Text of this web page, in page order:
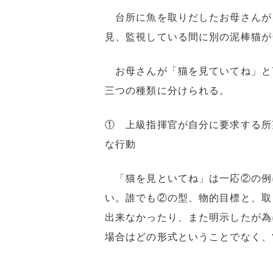
台所に魚を取りだしたお母さん
見、監視している間に別の泥棒猫
お母さんが「猫を見ていてね」
三つの種類に分けられる。
① 上級指揮官が自分に要求する
な行動
「猫を見といてね」は一応②の例
い。誰でも②の型、物的目標と、
出来なかったり、また明示したが
場合はどの形式ということでなく